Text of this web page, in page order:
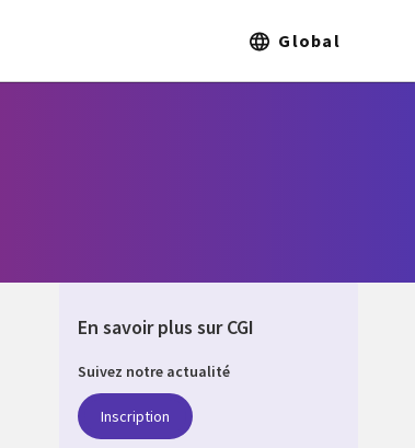
Global
En savoir plus sur CGI
Suivez notre actualité
Inscription